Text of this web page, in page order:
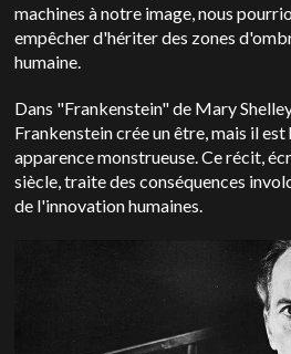
machines à notre image, nous
empêcher d'hériter des zones
humaine.
Dans "Frankenstein" de Mary
Frankenstein crée un être, mais il
apparence monstrueuse. Ce récit,
siècle, traite des conséquences
de l'innovation humaines.